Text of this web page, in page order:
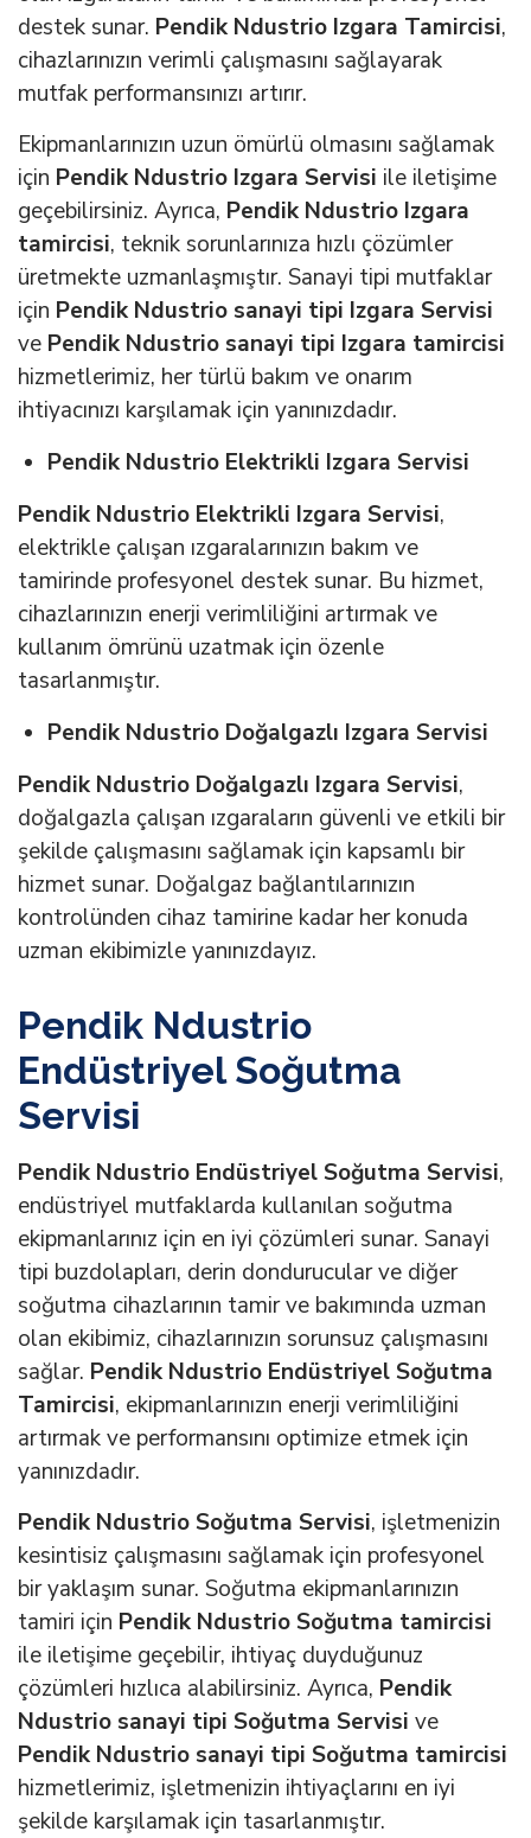
destek sunar. Pendik Ndustrio Izgara Tamircisi,
cihazlarınızın verimli çalışmasını sağlayarak
mutfak performansınızı artırır.
Ekipmanlarınızın uzun ömürlü olmasını sağlamak
için Pendik Ndustrio Izgara Servisi ile iletişime
geçebilirsiniz. Ayrıca, Pendik Ndustrio Izgara
tamircisi, teknik sorunlarınıza hızlı çözümler
üretmekte uzmanlaşmıştır. Sanayi tipi mutfaklar
için Pendik Ndustrio sanayi tipi Izgara Servisi
ve Pendik Ndustrio sanayi tipi Izgara tamircisi
hizmetlerimiz, her türlü bakım ve onarım
ihtiyacınızı karşılamak için yanınızdadır.
Pendik Ndustrio Elektrikli Izgara Servisi
Pendik Ndustrio Elektrikli Izgara Servisi,
elektrikle çalışan ızgaralarınızın bakım ve
tamirinde profesyonel destek sunar. Bu hizmet,
cihazlarınızın enerji verimliliğini artırmak ve
kullanım ömrünü uzatmak için özenle
tasarlanmıştır.
Pendik Ndustrio Doğalgazlı Izgara Servisi
Pendik Ndustrio Doğalgazlı Izgara Servisi,
doğalgazla çalışan ızgaraların güvenli ve etkili bir
şekilde çalışmasını sağlamak için kapsamlı bir
hizmet sunar. Doğalgaz bağlantılarınızın
kontrolünden cihaz tamirine kadar her konuda
uzman ekibimizle yanınızdayız.
Pendik Ndustrio
Endüstriyel Soğutma
Servisi
Pendik Ndustrio Endüstriyel Soğutma Servisi,
endüstriyel mutfaklarda kullanılan soğutma
ekipmanlarınız için en iyi çözümleri sunar. Sanayi
tipi buzdolapları, derin dondurucular ve diğer
soğutma cihazlarının tamir ve bakımında uzman
olan ekibimiz, cihazlarınızın sorunsuz çalışmasını
sağlar. Pendik Ndustrio Endüstriyel Soğutma
Tamircisi, ekipmanlarınızın enerji verimliliğini
artırmak ve performansını optimize etmek için
yanınızdadır.
Pendik Ndustrio Soğutma Servisi, işletmenizin
kesintisiz çalışmasını sağlamak için profesyonel
bir yaklaşım sunar. Soğutma ekipmanlarınızın
tamiri için Pendik Ndustrio Soğutma tamircisi
ile iletişime geçebilir, ihtiyaç duyduğunuz
çözümleri hızlıca alabilirsiniz. Ayrıca, Pendik
Ndustrio sanayi tipi Soğutma Servisi ve
Pendik Ndustrio sanayi tipi Soğutma tamircisi
hizmetlerimiz, işletmenizin ihtiyaçlarını en iyi
şekilde karşılamak için tasarlanmıştır.